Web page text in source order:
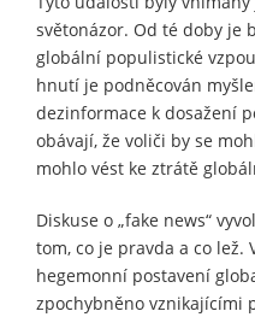
světonázor. Od té doby je
globální populistické
hnutí je podněcován
dezinformace k dosažení
obávají, že voliči by se
mohlo vést ke ztrátě
Diskuse o „fake news“
tom, co je pravda a co lež.
hegemonní postavení
zpochybněno vznikajícími